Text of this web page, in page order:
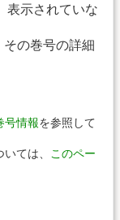
表示されていな
の巻号の詳細
号情報を参照して
ては、
このペー